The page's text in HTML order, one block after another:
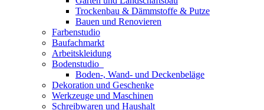
Trockenbau & Dämmstoffe & Putze
Bauen und Renovieren
Farbenstudio
Baufachmarkt
Arbeitskleidung
Bodenstudio
Boden-, Wand- und Deckenbeläge
Dekoration und Geschenke
Werkzeuge und Maschinen
Schreibwaren und Haushalt